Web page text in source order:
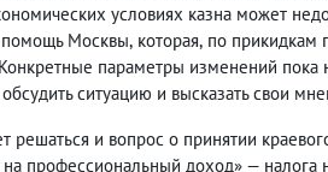
условиях казна может
помощь Москвы, которая, по прикидкам
параметры изменений пока
ситуацию и высказать свои
решаться и вопрос о принятии
профессиональный доход» — налога